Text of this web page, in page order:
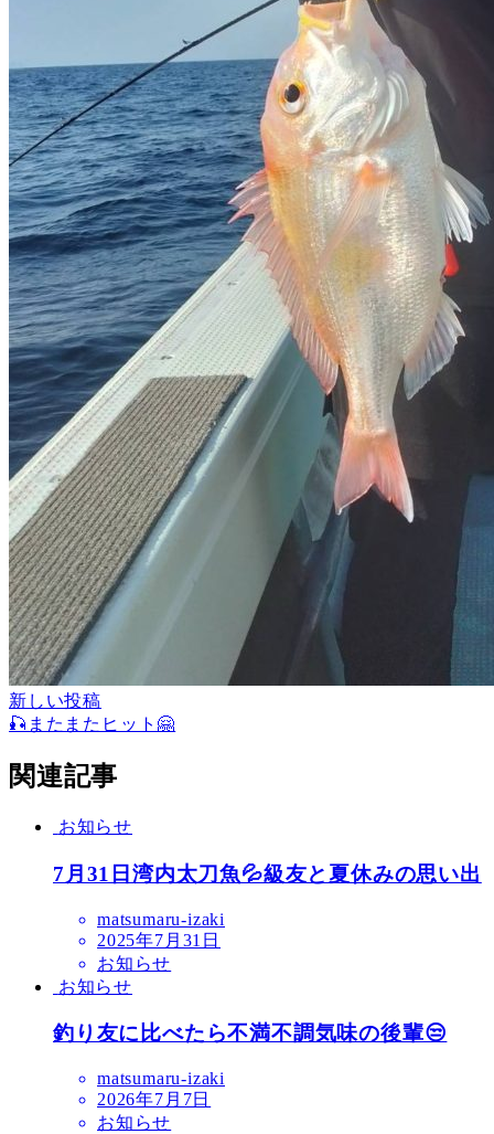
新しい投稿
🎣またまたヒット🤗
関連記事
お知らせ
7月31日湾内太刀魚💦級友と夏休みの思い出
matsumaru-izaki
2025年7月31日
お知らせ
お知らせ
釣り友に比べたら不満不調気味の後輩😒
matsumaru-izaki
2026年7月7日
お知らせ